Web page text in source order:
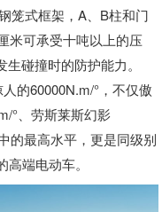
笼式框架，A、B柱和门
米可承受十吨以上的压
碰撞时的防护能力。
的60000N.m/°，不仅傲
°、劳斯莱斯幻影
的最高水平，更是同级别
端电动车。